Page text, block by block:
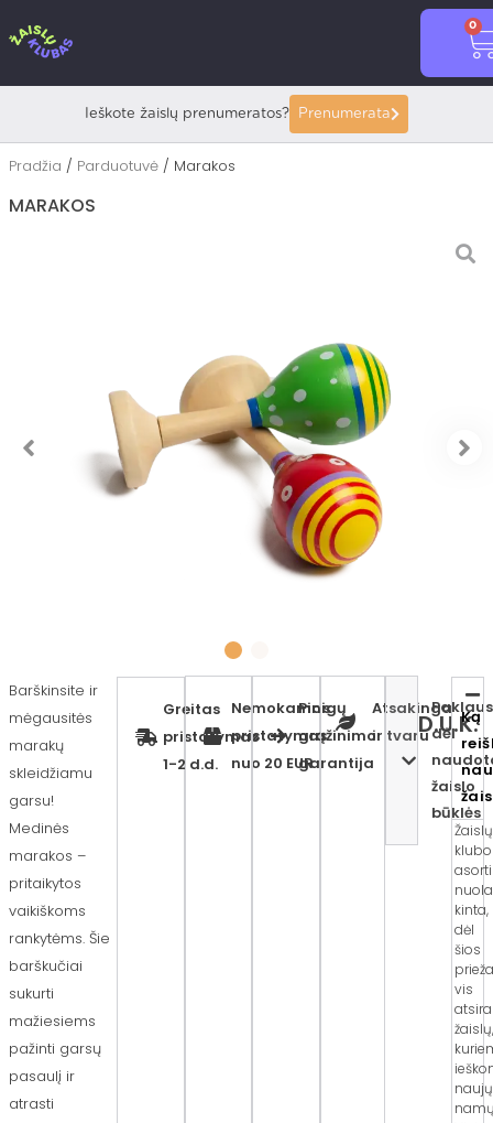
prie
0
Ieškote žaislų prenumeratos? Prenumerata
Pradžia / Parduotuvė / Marakos
MARAKOS
Barškinsite ir
mėgausitės
marakų
skleidžiamu
garsu!
Medinės
marakos –
pritaikytos
vaikiškoms
rankytėms. Šie
barškučiai
sukurti
mažiesiems
pažinti garsų
pasaulį ir
atrasti
Greitas
pristatymas
1-2 d.d.
Nemokamas
pristatymas
nuo 20 EUR
Pinigų
grąžinimo
garantija
Atsakinga
ir tvarudėl
žaislo
būklės
D.U.K.
Ką
Žaislų
klubo
kinta,
dėl
šios
vis
naujų